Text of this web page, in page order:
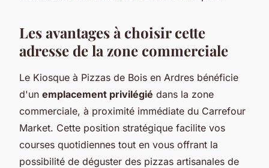
Les avantages à choisir cette
adresse de la zone commerciale
Le Kiosque à Pizzas de Bois en Ardres bénéficie
d'un emplacement privilégié dans la zone
commerciale, à proximité immédiate du Carrefour
Market. Cette position stratégique facilite vos
courses quotidiennes tout en vous offrant la
possibilité de déguster des pizzas artisanales de